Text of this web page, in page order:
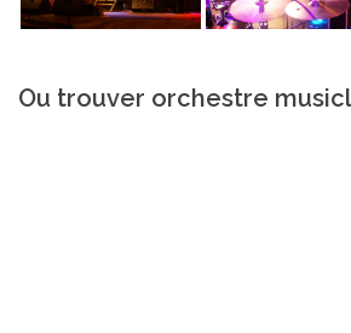
Ou trouver orchestre